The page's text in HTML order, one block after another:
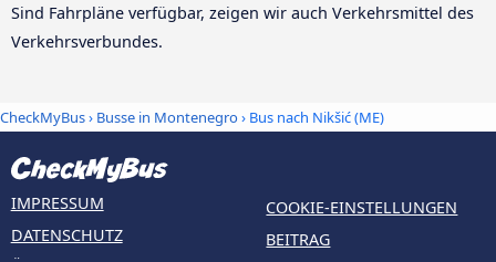
Sind Fahrpläne verfügbar, zeigen wir auch Verkehrsmittel des
Verkehrsverbundes.
CheckMyBus› Busse in Montenegro› Bus nach Nikšić (ME)
IMPRESSUM
DATENSCHUTZ
COOKIE-EINSTELLUNGEN
BEITRAG